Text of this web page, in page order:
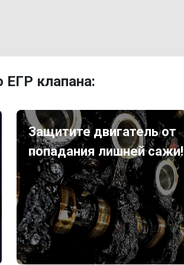
клапана:
Защитите двигатель от
попадания лишней сажи!